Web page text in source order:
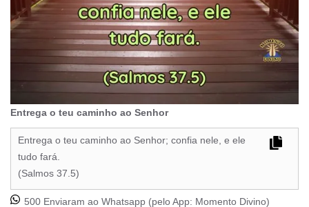
Entrega o teu caminho ao Senhor
Entrega o teu caminho ao Senhor; confia nele, e ele
tudo fará.
(Salmos 37.5)
500 Enviaram ao Whatsapp (pelo App: Momento Divino)